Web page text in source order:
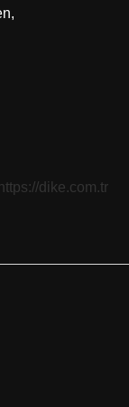
https://dike.com.tr